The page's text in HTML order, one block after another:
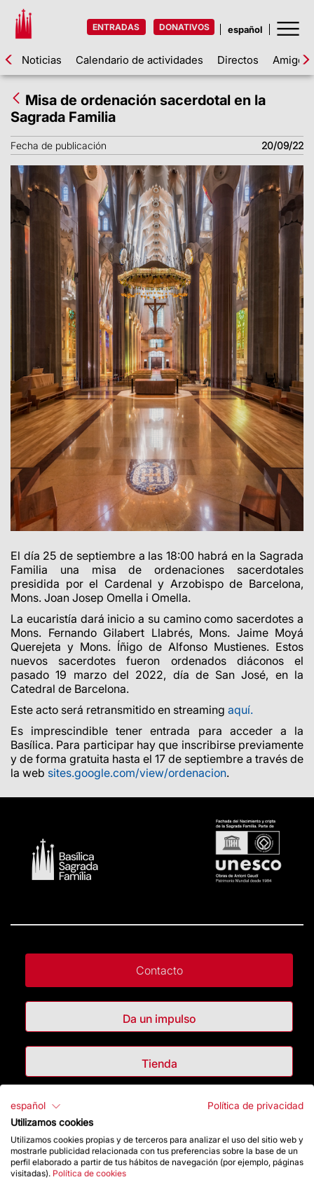
ENTRADAS DONATIVOS
Noticias Calendario de actividades Directos Amigos
Misa de ordenación sacerdotal en la
Sagrada Familia
Fecha de publicación 20/09/22
El día 25 de septiembre a las 18:00 habrá en la Sagrada
Familia una misa de ordenaciones sacerdotales
presidida por el Cardenal y Arzobispo de Barcelona,
Mons. Joan Josep Omella i Omella.
La eucaristía dará inicio a su camino como sacerdotes a
Mons. Fernando Gilabert Llabrés, Mons. Jaime Moyá
Querejeta y Mons. Íñigo de Alfonso Mustienes. Estos
nuevos sacerdotes fueron ordenados diáconos el
pasado 19 marzo del 2022, día de San José, en la
Catedral de Barcelona.
Este acto será retransmitido en streaming aquí.
Es imprescindible tener entrada para acceder a la
Basílica. Para participar hay que inscribirse previamente
y de forma gratuita hasta el 17 de septiembre a través de
la web sites.google.com/view/ordenacion.
Contacto
Da un impulso
Tienda
Destacados
La Fundación
Preguntas frecuentes
español
Política de privacidad
Utilizamos cookies
Utilizamos cookies propias y de terceros para analizar el uso del sitio web y
mostrarle publicidad relacionada con tus preferencias sobre la base de un
perfil elaborado a partir de tus hábitos de navegación (por ejemplo, páginas
visitadas). Política de cookies